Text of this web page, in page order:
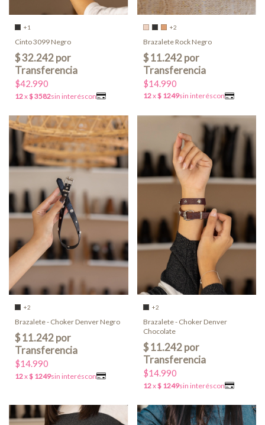
+1
Cinto 3099 Negro
$42.990
+2
Brazalete Rock Negro
$14.990
+2
Brazalete - Choker Denver Negro
$14.990
+2
Brazalete - Choker Denver
Chocolate
$14.990